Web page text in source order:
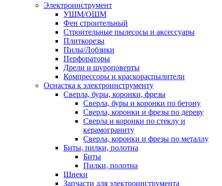
Электроинструмент
УШМ/ОШМ
Фен строительный
Строительные пылесосы и аксессуары
Плиткорезы
Пилы/Лобзики
Перфораторы
Дрели и шуроповерты
Компрессоры и краскораспылители
Оснастка к электроинструменту
Сверла, буры, коронки, фрезы
Сверла, буры и коронки по бетону
Сверла, коронки и фрезы по дереву
Сверла и коронки по стеклу и
керамограниту
Сверла, коронки и фрезы по металлу
Биты, пилки, полотна
Биты
Пилки, полотна
Шнеки
Запчасти для электроинструмента